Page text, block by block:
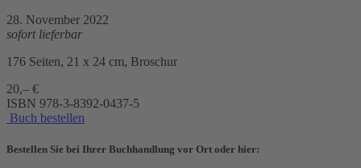
28. November 2022
sofort lieferbar
176 Seiten, 21 x 24 cm, Broschur
20,– €
ISBN 978-3-8392-0437-5
Buch bestellen
Bestellen Sie bei Ihrer Buchhandlung vor Ort oder hier: